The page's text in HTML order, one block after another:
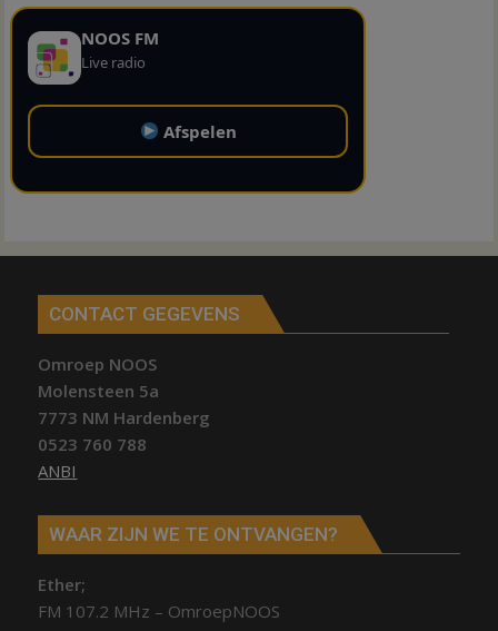
NOOS FM
Live radio
Afspelen
CONTACT GEGEVENS
Omroep NOOS
Molensteen 5a
7773 NM Hardenberg
0523 760 788
ANBI
WAAR ZIJN WE TE ONTVANGEN?
Ether;
FM 107.2 MHz – OmroepNOOS